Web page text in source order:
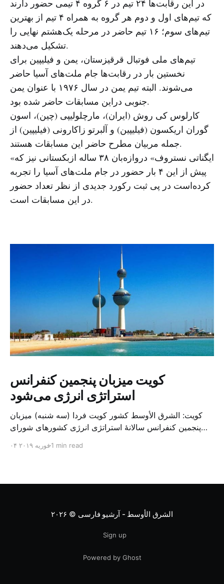
در این رقابت‌ها ۲۴ تیم در ۶ گروه ۴ تیمی حضور دارند
که تیم‌های اول و دوم هر گروه به همراه ۴ تیم از بهترین
تیم‌های سوم؛ ۱۶ تیم حاضر در مرحله یک‌هشتم نهایی را
تشکیل می‌دهند.
تیم‌های ملی فوتبال قرقیزستان، یمن و فیلیپین برای
نخستین بار در رقابت‌ها جام ملت‌های آسیا حاضر
می‌شوند. البته تیم یمن در سال ۱۹۷۶ با عنوان یمن
جنوبی دراین مسابقات حاضر شده بود.
کارلوس کی روش (ایران)، مارچلولیپی (چین)، اسون
گوران اریکسون (فیلیپین) و آلبرتو زاکارونی (فیلیپین) از
جمله مربیان مطرح حاضر این مسابقات هستند.
«ایگناتی نستروف» دروازه‌بان ۳۸ ساله ازبکستانی نیز که
پیش از این ۴ بار حضور در جام ملت‌های آسیا را تجربه
کرده‌است در پی ثبت رکورد جدیدی از نظر تعداد حضور
در این مسابقات است.
کویت میزبان پنجمین کنفرانس
استراتژی انرژی می‌شود
کویت: الشرق الأوسط کشور کویت فردا (سه شنبه) میزبان
پنجمین کنفرانس سالانهٔ استراتژی انرژی کشورهای شورای
متخصص از شرکت‌های جهانی نفت و گاز در این کنفرانس
۰۴ فوریه ۲۰۱۹1 min read
الشرق الأوسط - آرشیو فارسی © ۲۰۲۶
Sign up
Powered by Ghost